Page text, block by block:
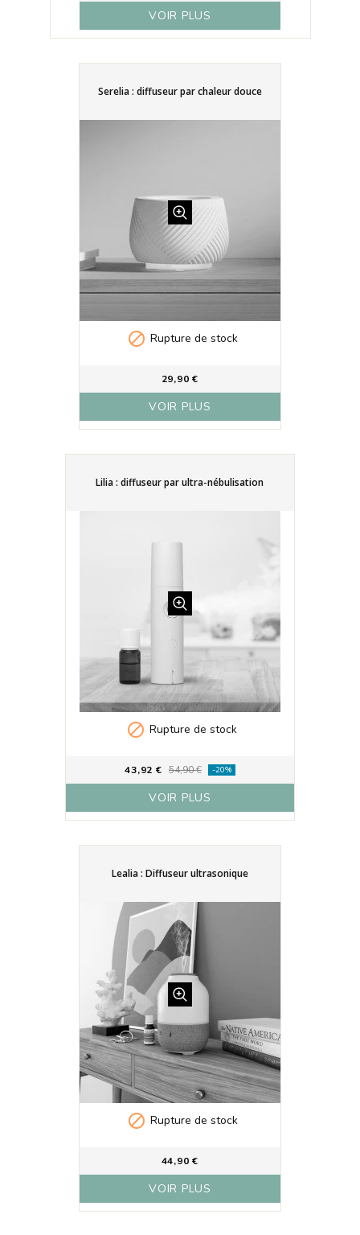
VOIR PLUS
Serelia : diffuseur par chaleur douce
 Rupture de stock
29,90 €
VOIR PLUS
Lilia : diffuseur par ultra-nébulisation
 Rupture de stock
43,92 € 54,90 € -20%
VOIR PLUS
Lealia : Diffuseur ultrasonique
 Rupture de stock
44,90 €
VOIR PLUS